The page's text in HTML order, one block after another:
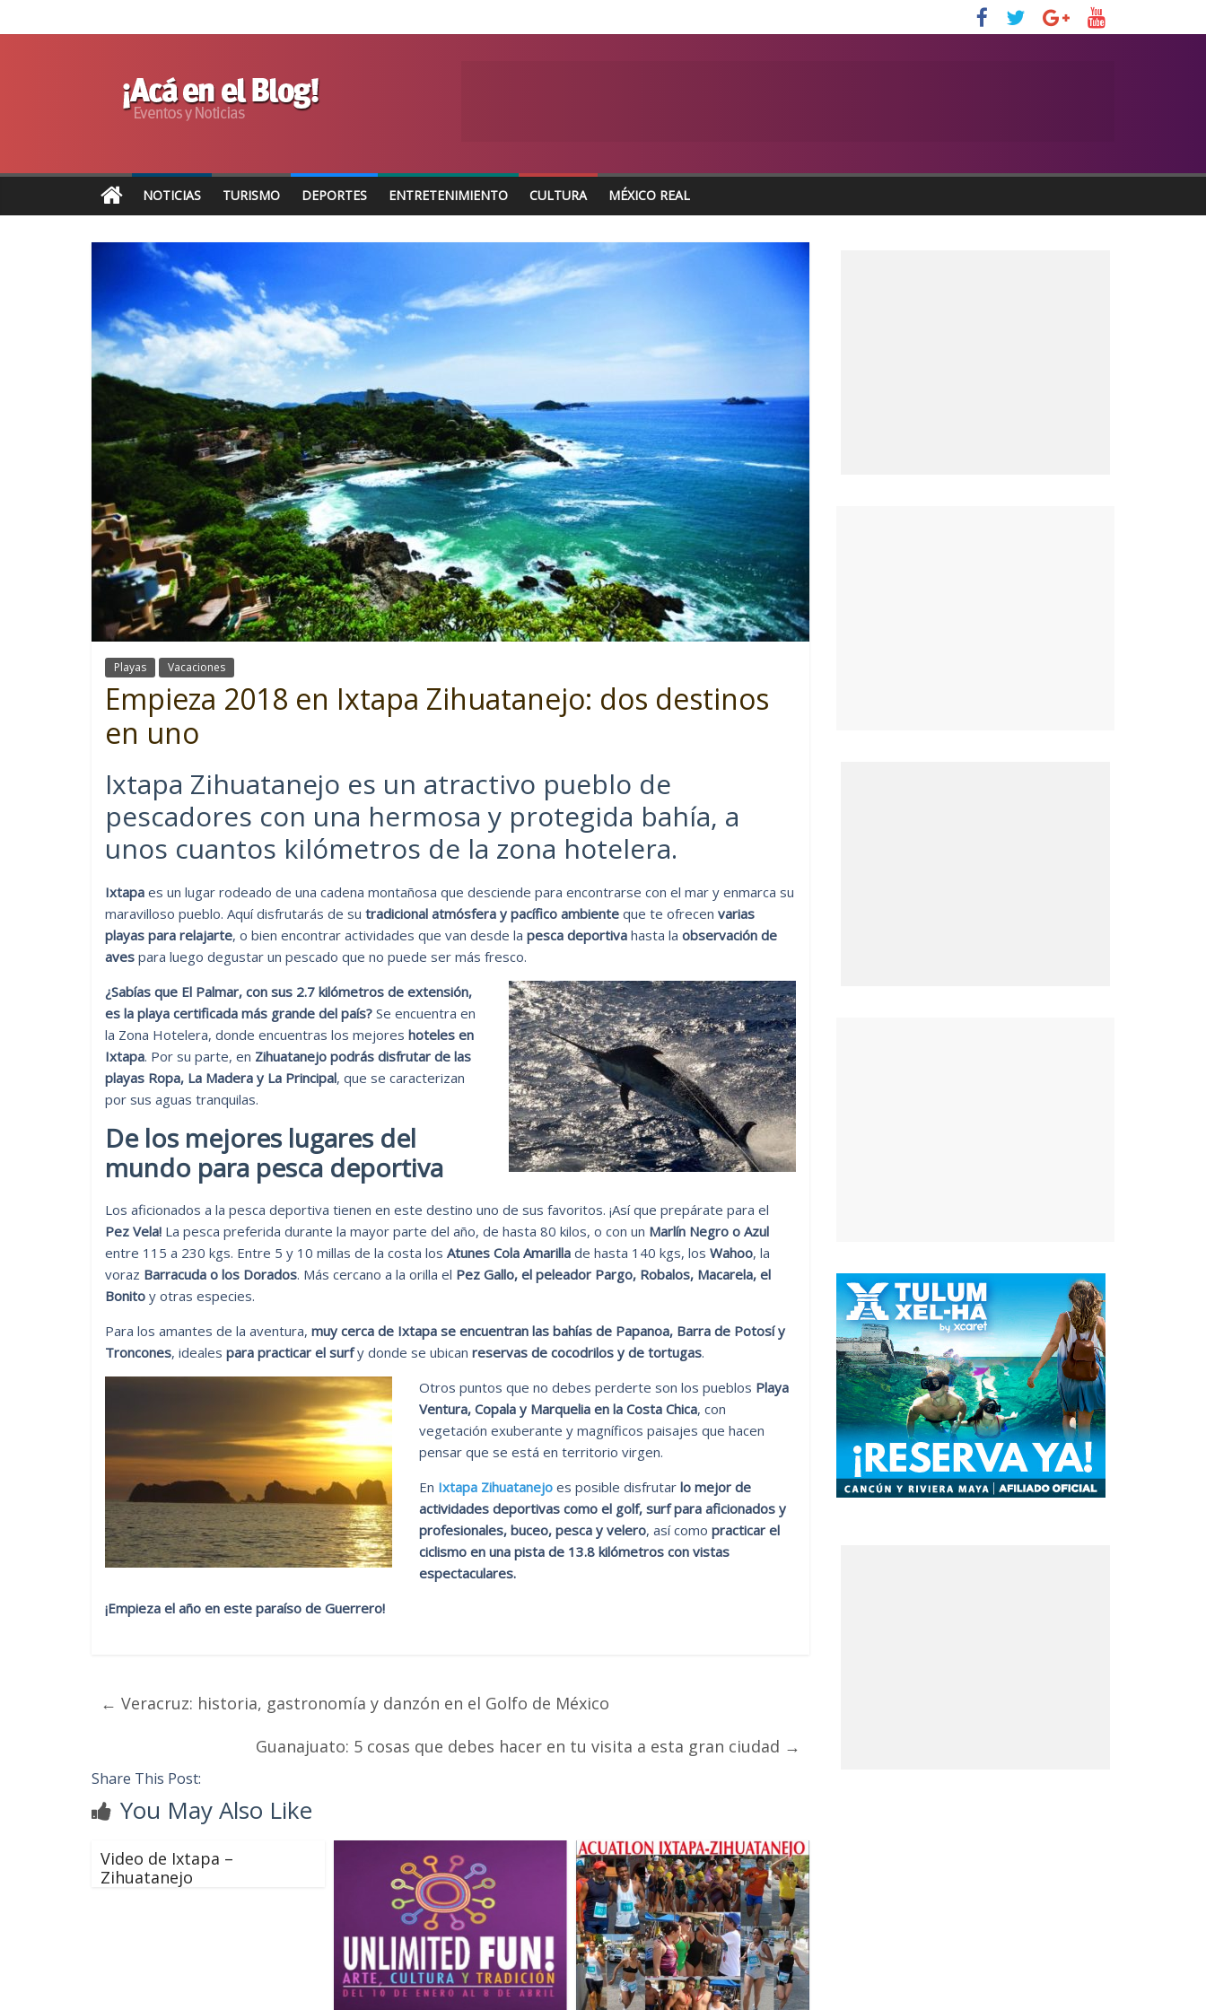
NOTICIAS TURISMO DEPORTES ENTRETENIMIENTO CULTURA MÉXICO REAL
Playas Vacaciones
Empieza 2018 en Ixtapa Zihuatanejo: dos destinos
en uno
Ixtapa Zihuatanejo es un atractivo pueblo de
pescadores con una hermosa y protegida bahía, a
unos cuantos kilómetros de la zona hotelera.
Ixtapa es un lugar rodeado de una cadena montañosa que desciende para encontrarse con el mar y enmarca su
maravilloso pueblo. Aquí disfrutarás de su tradicional atmósfera y pacífico ambiente que te ofrecen varias
playas para relajarte, o bien encontrar actividades que van desde la pesca deportiva hasta la observación de
aves para luego degustar un pescado que no puede ser más fresco.
¿Sabías que El Palmar, con sus 2.7 kilómetros de extensión,
es la playa certificada más grande del país? Se encuentra en
la Zona Hotelera, donde encuentras los mejores hoteles en
Ixtapa. Por su parte, en Zihuatanejo podrás disfrutar de las
playas Ropa, La Madera y La Principal, que se caracterizan
por sus aguas tranquilas.
De los mejores lugares del
mundo para pesca deportiva
Los aficionados a la pesca deportiva tienen en este destino uno de sus favoritos. ¡Así que prepárate para el
Pez Vela! La pesca preferida durante la mayor parte del año, de hasta 80 kilos, o con un Marlín Negro o Azul
entre 115 a 230 kgs. Entre 5 y 10 millas de la costa los Atunes Cola Amarilla de hasta 140 kgs, los Wahoo, la
voraz Barracuda o los Dorados. Más cercano a la orilla el Pez Gallo, el peleador Pargo, Robalos, Macarela, el
Bonito y otras especies.
Para los amantes de la aventura, muy cerca de Ixtapa se encuentran las bahías de Papanoa, Barra de Potosí y
Troncones, ideales para practicar el surfy donde se ubican reservas de cocodrilos y de tortugas.
Otros puntos que no debes perderte son los pueblos Playa
Ventura, Copala y Marquelia en la Costa Chica, con
vegetación exuberante y magníficos paisajes que hacen
pensar que se está en territorio virgen.
En Ixtapa Zihuatanejo es posible disfrutar lo mejor de
actividades deportivas como el golf, surf para aficionados y
profesionales, buceo, pesca y velero, así como practicar el
ciclismo en una pista de 13.8 kilómetros con vistas
espectaculares.
¡Empieza el año en este paraíso de Guerrero!
← Veracruz: historia, gastronomía y danzón en el Golfo de México
Guanajuato: 5 cosas que debes hacer en tu visita a esta gran ciudad →
Share This Post:
You May Also Like
Video de Ixtapa –
Zihuatanejo